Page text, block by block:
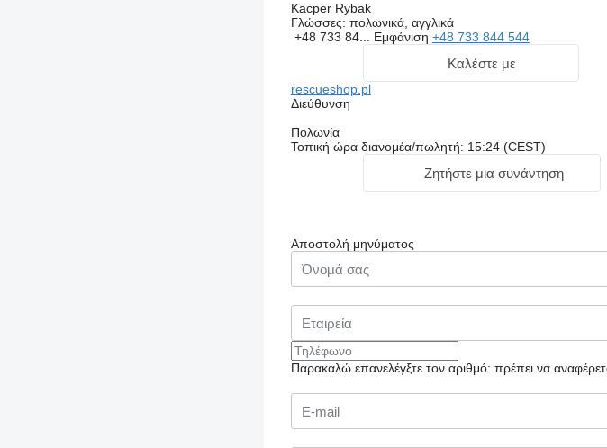
Kacper Rybak
Γλώσσες: πολωνικά, αγγλικά
+48 733 84... Εμφάνιση +48 733 844 544
Καλέστε με
rescueshop.pl
Διεύθυνση
Πολωνία
Τοπική ώρα διανομέα/πωλητή: 15:24 (CEST)
Ζητήστε μια συνάντηση
Αποστολή μηνύματος
Παρακαλώ επανελέγξτε τον αριθμό: πρέπει να